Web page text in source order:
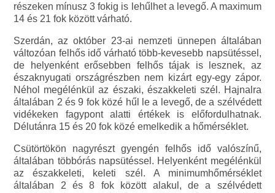
részeken mínusz 3 fokig is lehűlhet a levegő. A maximum
14 és 21 fok között várható.
Szerdán, az október 23-ai nemzeti ünnepen általában
változóan felhős idő várható több-kevesebb napsütéssel,
de helyenként erősebben felhős tájak is lesznek, az
északnyugati országrészben nem kizárt egy-egy zápor.
Néhol megélénkül az északi, északkeleti szél. Hajnalra
általában 2 és 9 fok közé hűl le a levegő, de a szélvédett
vidékeken fagypont alatti értékek is előfordulhatnak.
Délutánra 15 és 20 fok közé emelkedik a hőmérséklet.
Csütörtökön nagyrészt gyengén felhős idő valószínű,
általában többórás napsütéssel. Helyenként megélénkül
az északkeleti, keleti szél. A minimumhőmérséklet
általában 2 és 8 fok között alakul, de a szélvédett